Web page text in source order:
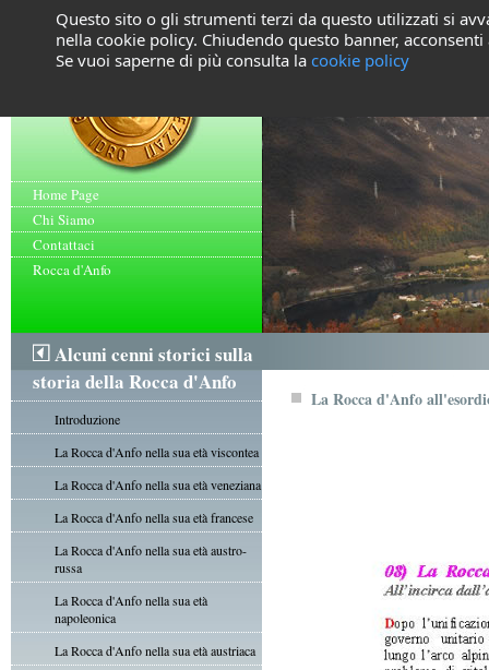
Home Page
Chi Siamo
Contattaci
Rocca d'Anfo
Alcuni cenni storici sulla
storia della Rocca d'Anfo
Introduzione
La Rocca d'Anfo nella sua età viscontea
La Rocca d'Anfo nella sua età veneziana
La Rocca d'Anfo nella sua età francese
La Rocca d'Anfo nella sua età austro-
russa
La Rocca d'Anfo nella sua età
napoleonica
La Rocca d'Anfo nella sua età austriaca
La Rocca d'Anfo
Questo sito o gli strumenti terzi da questo utilizzati si
nella cookie policy. Chiudendo questo banner,
Se vuoi saperne di più consulta la cookie policy